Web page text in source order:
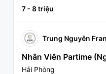
7 - 8 triệu
Trung Nguyên
Nhân Viên Partime
Hải Phòng